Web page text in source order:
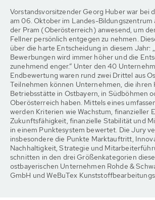
Vorstandsvorsitzender Georg Huber war bei
am 06. Oktober im Landes-Bildungszentrum
der Pram (Oberösterreich) anwesend, um
Fellner persönlich entgegen zu nehmen.
über die harte Entscheidung in diesem Jahr:
Bewerbungen wird immer höher und die
zunehmend enger.“ Unter den 40
Endbewertung waren rund zwei Drittel aus
Teilnehmen können Unternehmen, die ihren
Betriebsstätte in Ostbayern, in Südböhmen
Oberösterreich haben. Mittels eines
werden Kriterien wie Wachstum, finanzieller
Zukunftsfähigkeit, finanzielle Stabilität und
in einem Punktesystem bewertet. Die Jury
insbesondere die Punkte Marktauftritt,
Nachhaltigkeit, Strategie und
schnitten in den drei Größenkategorien
ostbayerischen Unternehmen Rohde &
GmbH und WeBuTex